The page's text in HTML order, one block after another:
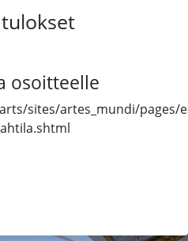
osoitteelle
sites/artes_mundi/pages/e